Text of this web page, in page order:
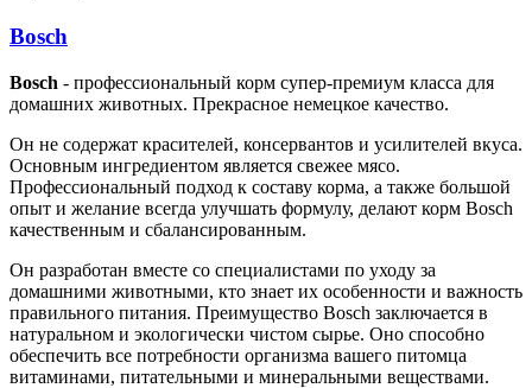
Bosch
Bosch - профессиональный корм супер-премиум класса для
домашних животных. Прекрасное немецкое качество.
Он не содержат красителей, консервантов и усилителей вкуса.
Основным ингредиентом является свежее мясо.
Профессиональный подход к составу корма, а также большой
опыт и желание всегда улучшать формулу, делают корм Bosch
качественным и сбалансированным.
Он разработан вместе со специалистами по уходу за
домашними животными, кто знает их особенности и важность
правильного питания. Преимущество Bosch заключается в
натуральном и экологически чистом сырье. Оно способно
обеспечить все потребности организма вашего питомца
витаминами, питательными и минеральными веществами.